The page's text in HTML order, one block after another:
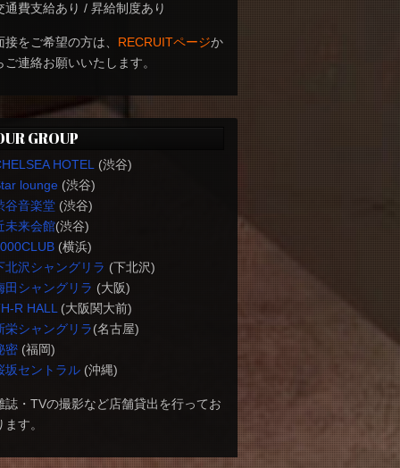
通費支給あり / 昇給制度あり
接をご希望の方は、 RECRUITページか
ご連絡お願いいたします。
GROUP
HOTEL
(渋谷)
lounge(渋谷)
谷音楽堂(渋谷)
未来会館(渋谷)
(横浜)
北沢シャングリラ (下北沢)
田シャングリラ (大阪)
R HALL (大阪関大前)
栄シャングリラ(名古屋)
密(福岡)
坂セントラル(沖縄)
誌・TVの撮影など店舗貸出を行ってお
ます。